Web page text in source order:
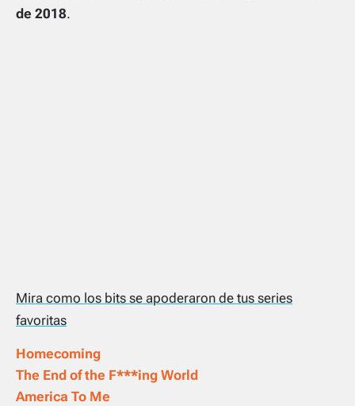
de 2018.
Mira como los bits se apoderaron de tus series
favoritas
Homecoming
The End of the F***ing World
America To Me